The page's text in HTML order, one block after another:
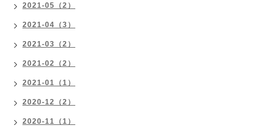
2021-05（2）
2021-04（3）
2021-03（2）
2021-02（2）
2021-01（1）
2020-12（2）
2020-11（1）